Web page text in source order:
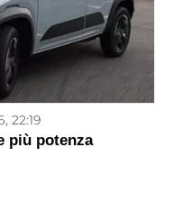
22:19
più potenza